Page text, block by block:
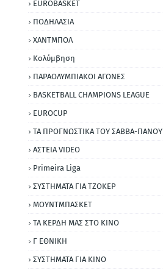
EUROBASKET
ΠΟΔΗΛΑΣΙΑ
ΧΑΝΤΜΠΟΛ
Κολύμβηση
ΠΑΡΑΟΛΥΜΠΙΑΚΟΙ ΑΓΩΝΕΣ
BASKETBALL CHAMPIONS LEAGUE
EUROCUP
ΤΑ ΠΡΟΓΝΩΣΤΙΚΑ ΤΟΥ ΣΑΒΒΑ-ΠΑΝΟΥ
ΑΣΤΕΙΑ VIDEO
Primeira Liga
ΣΥΣΤΗΜΑΤΑ ΓΙΑ ΤΖΟΚΕΡ
ΜΟΥΝΤΜΠΑΣΚΕΤ
ΤΑ ΚΕΡΔΗ ΜΑΣ ΣΤΟ ΚΙΝΟ
Γ ΕΘΝΙΚΗ
ΣΥΣΤΗΜΑΤΑ ΓΙΑ ΚΙΝΟ